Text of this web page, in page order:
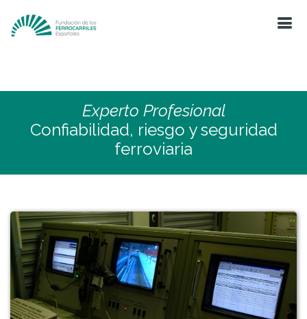
Experto Profesional
Confiabilidad, riesgo y seguridad
ferroviaria